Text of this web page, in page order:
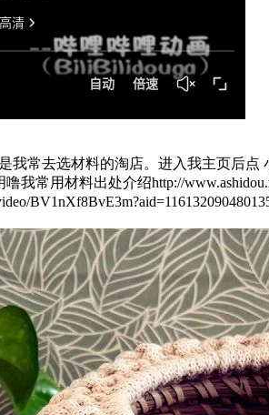
我常去选材料的淘店。进入我主页后
我常用材料出处介绍http://